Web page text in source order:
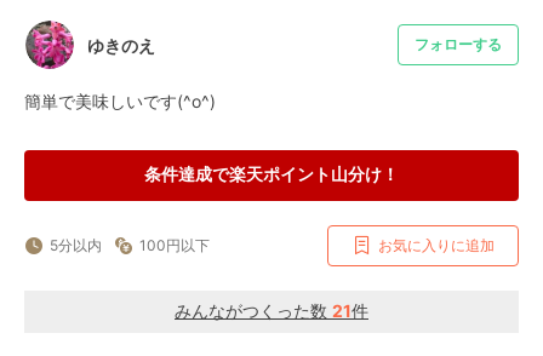
ゆきのえ フォローする
簡単で美味しいです(^o^)
条件達成で楽天ポイント山分け！
5分以内 100円以下 お気に入りに追加
みんながつくった数 21件